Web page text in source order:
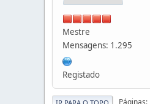
Mestre
Mensagens: 1.295
Registado
IR PARA O TOPO Páginas